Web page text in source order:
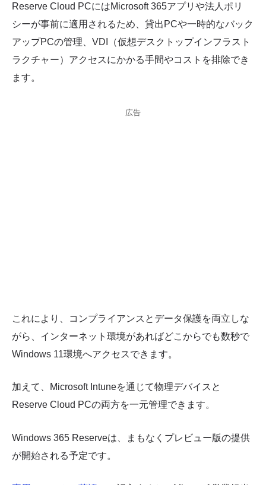
Reserve Cloud PCにはMicrosoft 365アプリや法人ポリ
シーが事前に適用されるため、貸出PCや一時的なバック
アップPCの管理、VDI（仮想デスクトップインフラスト
ラクチャー）アクセスにかかる手間やコストを排除でき
ます。
広告
これにより、コンプライアンスとデータ保護を両立しな
がら、インターネット環境があればどこからでも数秒で
Windows 11環境へアクセスできます。
加えて、Microsoft Intuneを通じて物理デバイスと
Reserve Cloud PCの両方を一元管理できます。
Windows 365 Reserveは、まもなくプレビュー版の提供
が開始される予定です。